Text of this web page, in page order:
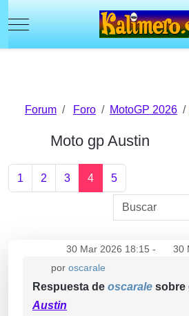
Mobile Menu Toggle
Forum Foro MotoGP 2026
Moto gp Austin
1 2 3 4 5
30 Mar 2026 18:15 - 30
por oscarale
Respuesta de oscarale sobre
Austin